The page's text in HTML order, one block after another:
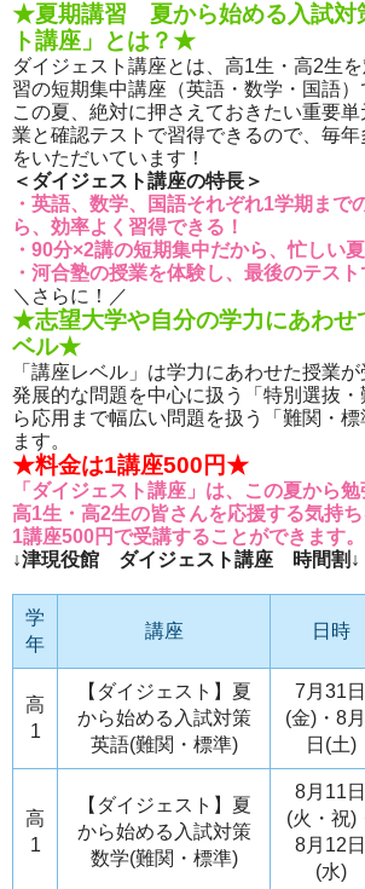
★夏期講習 夏から始める入試対
ト講座」とは？★
ダイジェスト講座とは、高1生・高2生
習の短期集中講座（英語・数学・国語）
この夏、絶対に押さえておきたい重要
業と確認テストで習得できるので、毎
をいただいています！
＜ダイジェスト講座の特長＞
・英語、数学、国語それぞれ1学期まで
ら、効率よく習得できる！
・90分×2講の短期集中だから、忙しい
・河合塾の授業を体験し、最後のテスト
＼さらに！／
★志望大学や自分の学力にあわせ
ベル★
「講座レベル」は学力にあわせた授業が
発展的な問題を中心に扱う「特別選抜
ら応用まで幅広い問題を扱う「難関・
ます。
★料金は1講座500円★
「ダイジェスト講座」は、この夏から
高1生・高2生の皆さんを応援する気持ち
1講座500円で受講することができます。
↓津現役館 ダイジェスト講座 時間割↓
学
年
講座 日時
高
1
【ダイジェスト】夏
から始める入試対策
英語(難関・標準)
7月31日
(金)・8
日(土)
高
1
【ダイジェスト】夏
から始める入試対策
数学(難関・標準)
8月11日
(火・祝)
8月12日
(水)